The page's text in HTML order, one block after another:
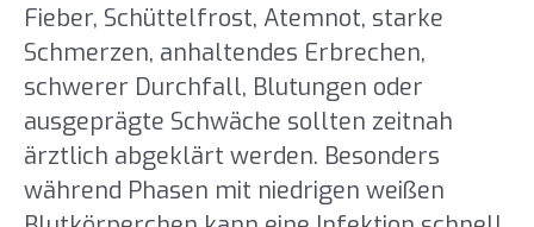
Fieber, Schüttelfrost, Atemnot, starke
Schmerzen, anhaltendes Erbrechen,
schwerer Durchfall, Blutungen oder
ausgeprägte Schwäche sollten zeitnah
ärztlich abgeklärt werden. Besonders
während Phasen mit niedrigen weißen